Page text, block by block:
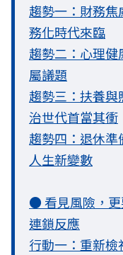
趨勢一：財務
務化時代來臨
趨勢二：心理
屬議題
趨勢三：扶養
治世代首當其衝
趨勢四：退休
人生新變數
● 看見風險，
連鎖反應
行動一：重新